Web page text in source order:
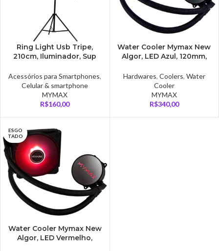
Ring Light Usb Tripe,
210cm, Iluminador, Sup
MFVS-RLT210/BK
Acessórios para Smartphones,
Celular & smartphone
MYMAX
R$160,00
Water Cooler Mymax New
Algor, LED Azul, 120mm,
MYC/FC-V3-120-BL
Hardwares, Coolers, Water
Cooler
MYMAX
R$340,00
ESGO
TADO
Water Cooler Mymax New
Algor, LED Vermelho,